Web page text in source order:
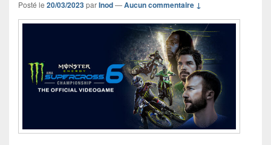
Posté le 20/03/2023parInod—Aucun commentaire ↓